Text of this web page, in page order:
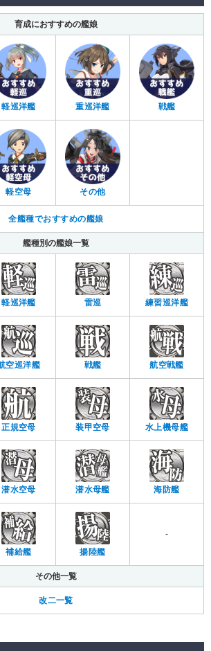
育成におすすめの艦娘
軽巡洋艦 重巡洋艦 戦艦
軽空母 その他
全艦種でおすすめの艦娘
艦種別の艦娘一覧
軽巡洋艦 雷巡 練習巡洋艦
空巡洋艦 戦艦 航空戦艦
正規空母 装甲空母 水上機母艦
潜水空母 潜水母艦 海防艦
補給艦 揚陸艦
-
その他一覧
改二一覧